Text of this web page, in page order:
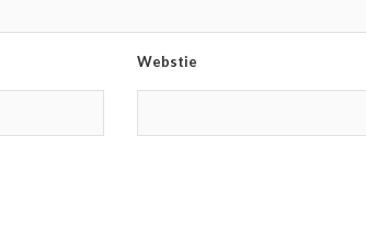
Webstie